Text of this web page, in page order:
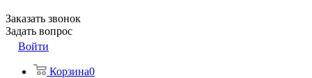
Заказать звонок
Задать вопрос
Войти
Корзина0